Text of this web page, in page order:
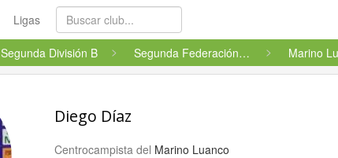
Ligas
Segunda División B Segunda Federación - Grupo 1 ... Marino
Diego Díaz
Centrocampista del Marino Luanco